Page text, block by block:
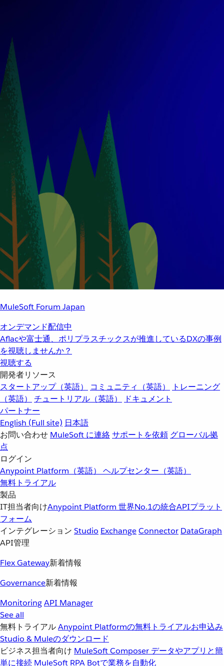
MuleSoft Forum Japan
オンデマンド配信中
Aflacや富士通、ポリプラスチックスが推進しているDXの事例
を視聴しませんか？
視聴する
開発者リソース
スタートアップ（英語）
コミュニティ（英語）
トレーニング
（英語）
チュートリアル（英語）
ドキュメント
パートナー
English (Full site) 日本語
お問い合わせ MuleSoft に連絡サポートを依頼 グローバル拠
点
ログイン
Anypoint Platform（英語） ヘルプセンター（英語）
無料トライアル
製品
IT担当者向けAnypoint Platform 世界No.1の統合APIプラット
フォーム
インテグレーション Studio ExchangeConnector DataGraph
API管理
Flex Gateway新着情報
Governance新着情報
MonitoringAPI Manager
See all
無料トライアルAnypoint Platformの無料トライアルお申込み
Studio & Muleのダウンロード
ビジネス担当者向け MuleSoft Composer データやアプリと簡
単に接続 MuleSoft RPA Botで業務を自動化